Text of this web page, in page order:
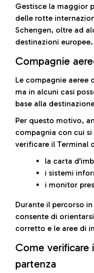
Gestisce la maggior
delle rotte
Schengen, oltre ad
destinazioni europee.
Compagnie
Le compagnie aeree
ma in alcuni casi
base alla
Per questo motivo,
compagnia con cui si
verificare il Terminal
la carta
i sistemi
i monitor
Durante il percorso
consente di
corretto e le aree di
Come verificare
partenza